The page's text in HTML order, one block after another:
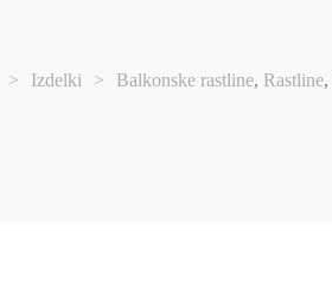
> Izdelki > Balkonske rastline, Rastline,